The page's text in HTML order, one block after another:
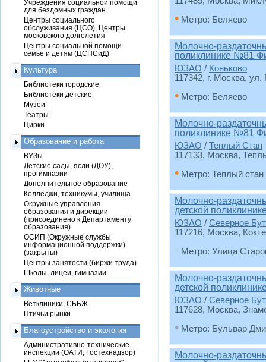
• Метро: Беляево
Молочно-
поликлинике №81
ЮЗАО / Коньково
117342, г. Москва,
• Метро: Беляево
Молочно-
поликлинике №81
ЮЗАО / Теплый Стан
117133, Москва,
• Метро: Теплый стан
Молочно-
детской
ЮЗАО / Северное
117216, Москва,
• Метро: Улица
Молочно-
детской
ЮЗАО / Северное
117628, Москва,
• Метро: Бульвар
Молочно-
Учреждения социальной помощи
для бездомных граждан
Центры социального
обслуживания (ЦСО), Центры
московского долголетия
Центры социальной помощи
семье и детям (ЦСПСиД)
Культура
Библиотеки городские
Библиотеки детские
Музеи
Театры
Цирки
Образование и работа
ВУЗы
Детские сады, ясли (ДОУ),
прогимназии
Дополнительное образование
Колледжи, техникумы, училища
Окружные управления
образования и дирекции
(присоединено к Департаменту
образования)
ОСИП (Окружные службы
информационной поддержки)
(закрыты)
Центры занятости (биржи труда)
Школы, лицеи, гимназии
Животные
Ветклиники, СББЖ
Птичьи рынки
Благоустройство и экология
Административно-технические
инспекции (ОАТИ, Гостехнадзор)